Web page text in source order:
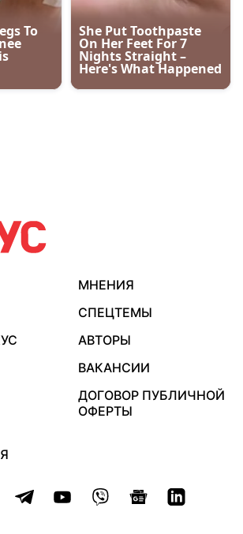
МНЕНИЯ
СПЕЦТЕМЫ
АВТОРЫ
ВАКАНСИИ
ДОГОВОР ПУБЛИЧНОЙ
ОФЕРТЫ